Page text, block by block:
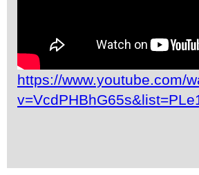
https://www.youtube.com/